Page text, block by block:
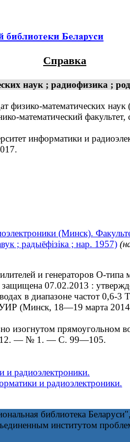
Справка
наук ; радиофизика ;
физико-математических наук
математический
информатики и
(Минск).
; радыёфізіка ; нар. 1957)
и генераторов О-
: защищена 07.02.2013 :
в диапазоне частот
(Минск, 18—19 марта
изогнутом прямоугольном
— № 1. — С. 99—105.
и радиоэлектроники.
и радиоэлектроники.
библиотека
институтом